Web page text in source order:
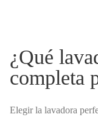
¿Qué
completa
Elegir la lavadora